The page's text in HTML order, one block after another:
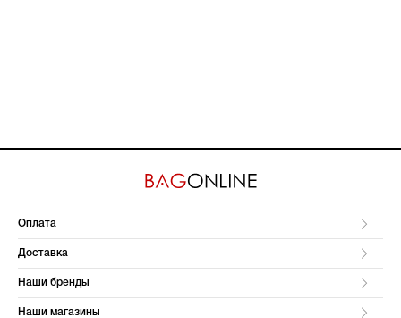
Оплата
Доставка
Наши бренды
Наши магазины